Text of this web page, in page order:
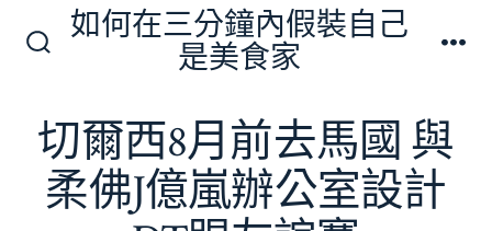
換
開
關
如何在三分鐘內假裝自己
是美食家
切爾西8月前去馬國 與
柔佛J億嵐辦公室設計